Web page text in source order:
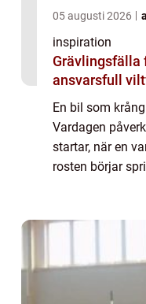
05 augusti 2026
inspiration
Grävlingsfälla
ansvarsfull
En bil som
Vardagen
startar, när en
rosten börjar
egentligen?...